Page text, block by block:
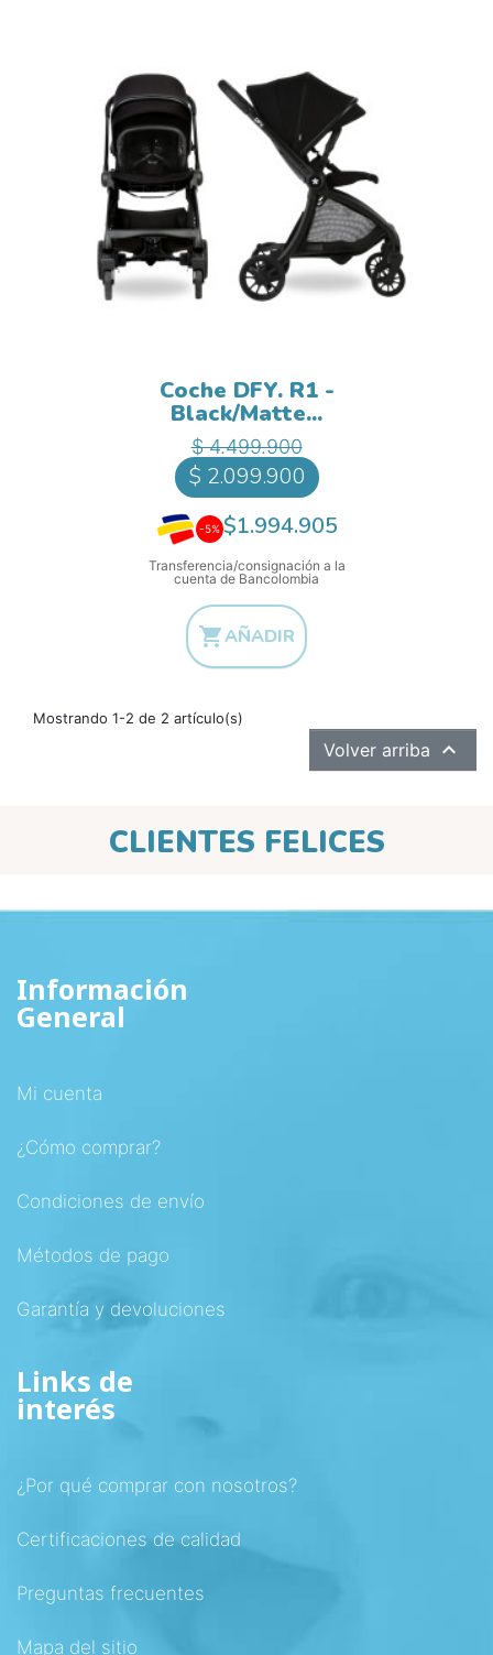
Coche DFY. R1 -
Black/Matte...
Precio base
$ 4.499.900Precio
$ 2.099.900
-5% $1.994.905
Transferencia/consignación a la
cuenta de Bancolombia
AÑADIR
Mostrando 1-2 de 2 artículo(s)
Volver arriba 
CLIENTES FELICES
Información
General
Mi cuenta
¿Cómo comprar?
Condiciones de envío
Métodos de pago
Garantía y devoluciones
Links de
interés
¿Por qué comprar con nosotros?
Certificaciones de calidad
Preguntas frecuentes
Mapa del sitio